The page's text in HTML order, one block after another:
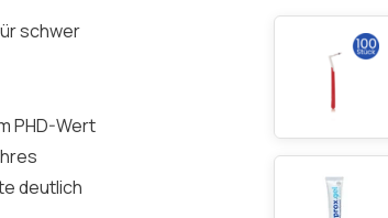
schwer
PHD-Wert
deutlich